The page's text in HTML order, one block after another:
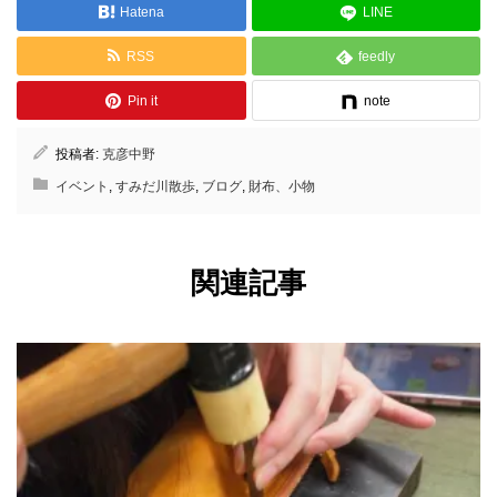
Hatena LINE
RSS feedly
Pin it note
投稿者: 克彦中野
イベント , すみだ川散歩, ブログ, 財布、小物
関連記事